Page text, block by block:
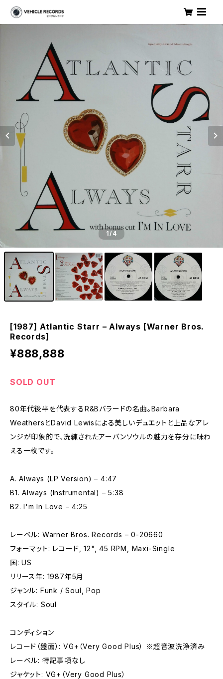
1/4
[1987] Atlantic Starr – Always [Warner Bros.
Records]
¥888,888
SOLD OUT
80年代後半を代表するR&Bバラードの名曲。Barbara
WeathersとDavid Lewisによる美しいデュエットと上品なアレ
ンジが印象的で、洗練されたアーバンソウルの魅力を存分に味わ
える一枚です。
A. Always (LP Version) – 4:47
B1. Always (Instrumental) – 5:38
B2. I'm In Love – 4:25
レーベル: Warner Bros. Records – 0-20660
フォーマット: レコード, 12", 45 RPM, Maxi-Single
国: US
リリース年: 1987年5月
ジャンル: Funk / Soul, Pop
スタイル: Soul
コンディション
レコード（盤面）: VG+（Very Good Plus） ※超音波洗浄済み
レーベル: 特記事項なし
ジャケット: VG+（Very Good Plus）